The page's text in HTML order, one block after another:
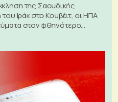
της Σαουδικής
Ιράκ στο Κουβέιτ, οι ΗΠΑ
στον φθηνότερο